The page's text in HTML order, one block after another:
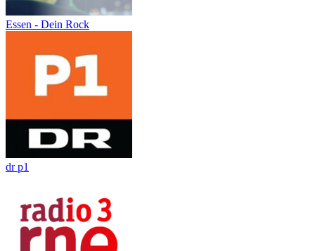
Essen - Dein Rock
dr p1